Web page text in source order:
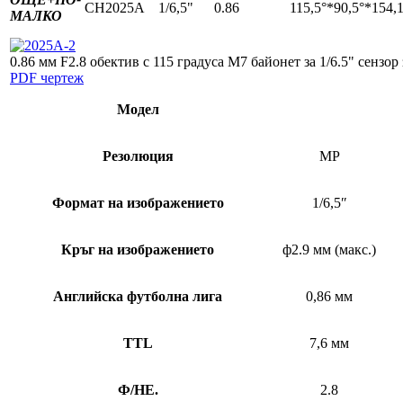
МАЛКО
CH2025A 1/6,5" 0.86
0.86 мм F2.8 обектив с 115 градуса M7 байонет за 1/6.5" сензор
PDF чертеж
Модел
Резолюция MP
Формат на изображението 1/6,5″
Кръг на изображението ф2.9 мм (макс.)
Английска футболна лига 0,86 мм
TTL 7,6 мм
Ф/НЕ. 2.8